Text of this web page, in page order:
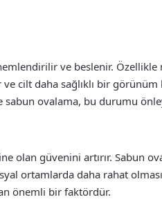
ve beslenir.
ve cilt daha sağlıklı bir
ovalama, bu durumu
olan güvenini artırır. Sabun
ortamlarda daha rahat
önemli bir faktördür.